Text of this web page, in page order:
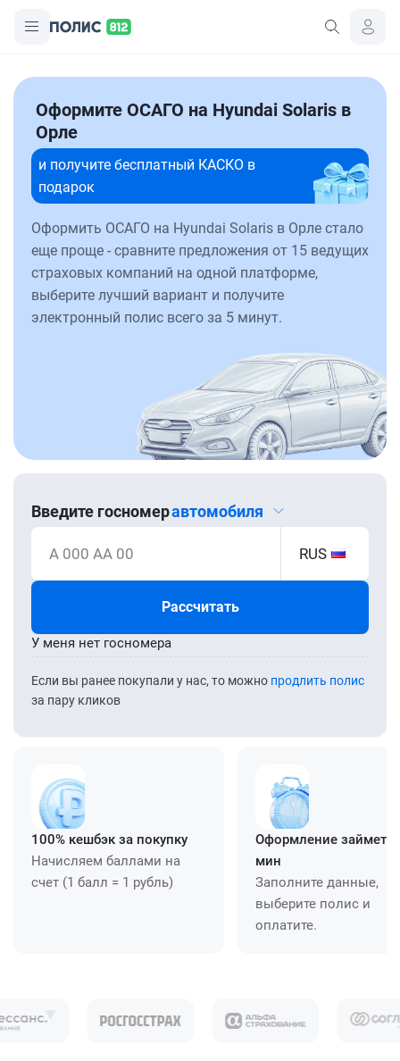
Оформите ОСАГО на Hyundai Solaris в
Орле
и получите бесплатный КАСКО в
подарок
Оформить ОСАГО на Hyundai Solaris в Орле стало
еще проще - сравните предложения от 15 ведущих
страховых компаний на одной платформе,
выберите лучший вариант и получите
электронный полис всего за 5 минут.
Введите госномеравтомобиля
А 000 АА 00 RUS
Рассчитать
Если вы ранее покупали у нас, то можно продлить полис
за пару кликов
У меня нет госномера
100% кешбэк за покупку
Начисляем баллами на
счет (1 балл = 1 рубль)
Оформление займет
мин
Заполните данные,
выберите полис и
оплатите.